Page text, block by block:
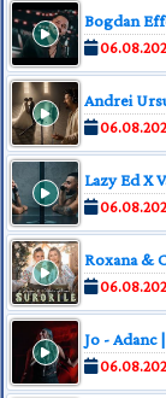
Bogdan
Andrei
Lazy Ed X
Roxana &
Jo - Adanc